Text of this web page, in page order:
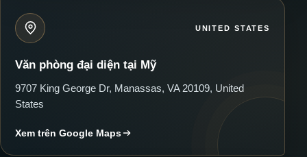
UNITED STATES
Văn phòng đại diện tại Mỹ
9707 King George Dr, Manassas, VA 20109, United
States
Xem trên Google Maps